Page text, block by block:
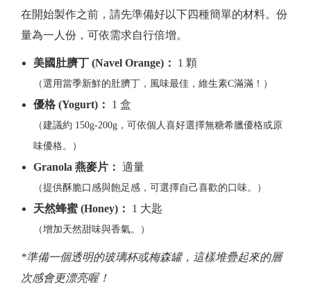
在開始製作之前，請先準備好以下四種簡單的材料。份
量為一人份，可依需求自行倍增。
美國肚臍丁 (Navel Orange)： 1 顆
（選用當季新鮮的肚臍丁，風味最佳，維生素C滿滿！）
優格 (Yogurt)： 1 盒
（建議約 150g-200g，可依個人喜好選擇無糖希臘優格或原
味優格。）
Granola 燕麥片： 適量
（提供酥脆口感與飽足感，可選擇自己喜歡的口味。）
天然蜂蜜 (Honey)： 1 大匙
（增加天然甜味與香氣。）
*準備一個透明的玻璃杯或梅森罐，這樣堆疊起來的層
次感會更漂亮喔！